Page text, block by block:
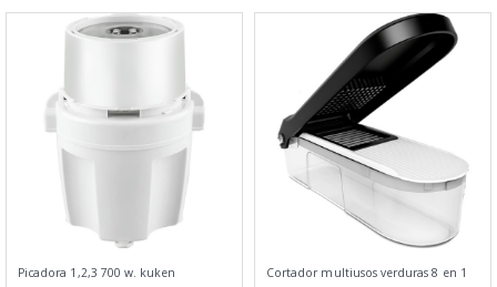
Picadora 1,2,3 700 w. kuken Cortador multiusos verduras 8 en 1